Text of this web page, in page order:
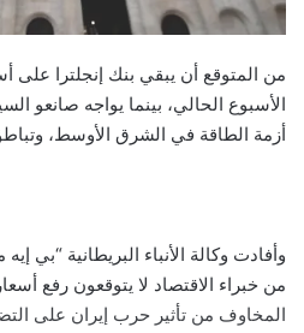
من المتوقع أن يبقي بنك إنجلترا على
الأسبوع الحالي، بينما يواجه صانعو
أزمة الطاقة في الشرق الأوسط،
وأفادت وكالة الأنباء البريطانية “بي إيه
من خبراء الاقتصاد لا يتوقعون رفع
المخاوف من تأثير حرب إيران على